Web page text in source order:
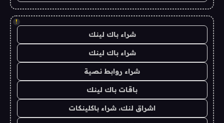
!
شراء باك لينك
شراء باك لينك
شراء روابط نصية
باقات باك لينك
اشراق لنك، شراء باكلينكات